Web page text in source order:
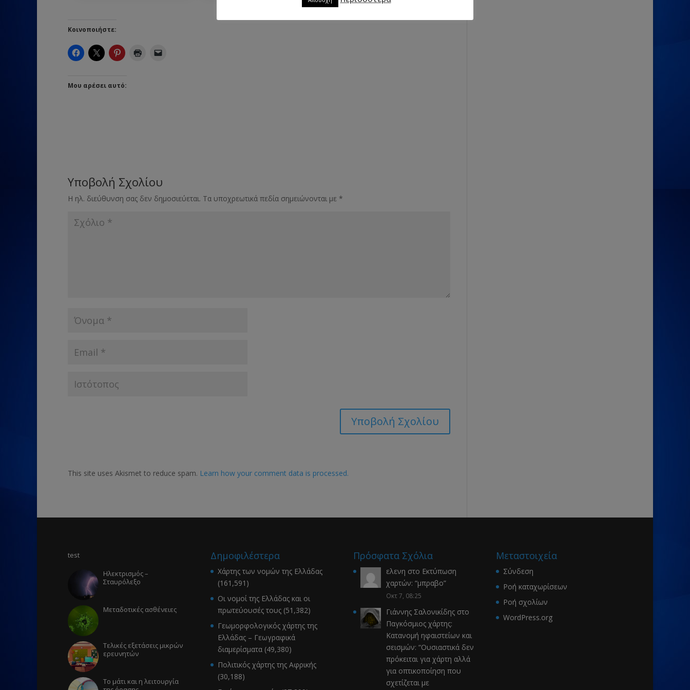
Κοινοποιήστε:
Μου αρέσει αυτό:
Υποβολή Σχολίου
Η ηλ. διεύθυνση σας δεν δημοσιεύεται. Τα υποχρεωτικά πεδία σημειώνονται με *
This site uses Akismet to reduce spam. Learn how your comment data is processed.
test
Ηλεκτρισμός –
Σταυρόλεξο
Μεταδοτικές ασθένειες
Τελικές εξετάσεις μικρών
ερευνητών
Το μάτι και η λειτουργία
Δημοφιλέστερα
Χάρτης των νομών της Ελλάδας
(161,591)
Οι νομοί της Ελλάδας και οι
πρωτεύουσές τους (51,382)
Γεωμορφολογικός χάρτης της
Ελλάδας – Γεωγραφικά
διαμερίσματα (49,380)
Πολιτικός χάρτης της Αφρικής
(30,188)
Πρόσφατα Σχόλια
ελενη στο Εκτύπωση
χαρτών: “μπραβο”
Οκτ 7, 08:25
Γιάννης Σαλονικίδης στο
Παγκόσμιος χάρτης:
Κατανομή ηφαιστείων και
σεισμών: “Ουσιαστικά δεν
πρόκειται για χάρτη αλλά
για οπτικοποίηση που
σχετίζεται με
Μεταστοιχεία
Σύνδεση
Ροή καταχωρίσεων
Ροή σχολίων
WordPress.org